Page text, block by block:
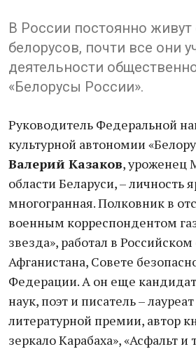
В России постоянно
белорусов, почти все они
деятельности
«Белорусы России».
Руководитель Федеральной
культурной автономии
Валерий Казаков, уроженец
области Беларуси, – личность
многогранная. Полковник в
военным корреспондентом
звезда», работал в
Афганистана, Совете
Федерации. А он еще
наук, поэт и писатель –
литературной премии, автор
зеркало Карабаха», «Асфальт и